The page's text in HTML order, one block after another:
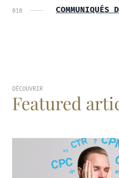
COMMUNIQUÉS
DÉCOUVRIR
Featured